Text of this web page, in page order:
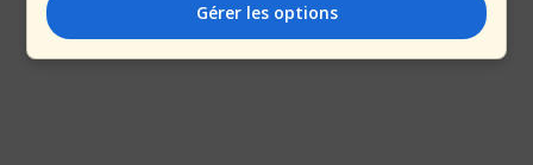
Gérer les options